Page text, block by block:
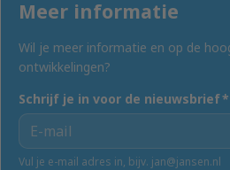
Meer informatie
Wil je meer informatie en op de
ontwikkelingen?
Schrijf je in voor de nieuwsbrief*
Vul je e-mail adres in, bijv. jan@jansen.nl